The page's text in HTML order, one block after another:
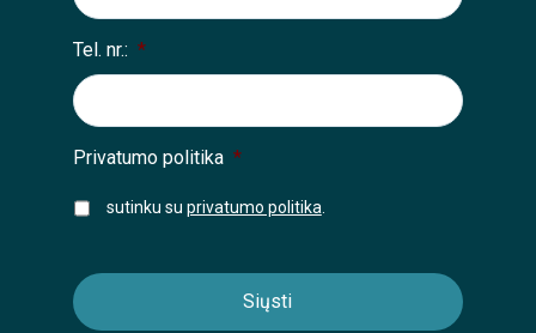
Tel. nr.: *
Privatumo politika *
sutinku su privatumo politika